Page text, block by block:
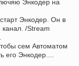
Энкодер на
Энкодер. Он в
канал. /Stream
сем Автоматом
его Энкодер....